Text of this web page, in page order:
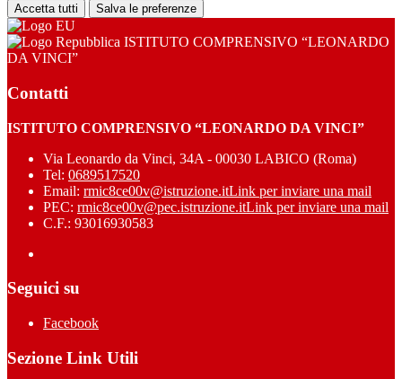
Accetta tutti Salva le preferenze
ISTITUTO COMPRENSIVO “LEONARDO
DA VINCI”
Contatti
ISTITUTO COMPRENSIVO “LEONARDO DA VINCI”
Via Leonardo da Vinci, 34A - 00030 LABICO (Roma)
Tel: 0689517520
Email: rmic8ce00v@istruzione.itLink per inviare una mail
PEC: rmic8ce00v@pec.istruzione.itLink per inviare una mail
C.F.: 93016930583
Seguici su
Facebook
Sezione Link Utili